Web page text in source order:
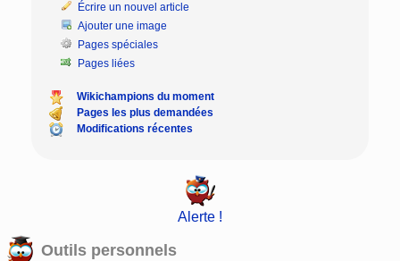
Écrire un nouvel article
Ajouter une image
Pages spéciales
Pages liées
Wikichampions du moment
Pages les plus demandées
Modifications récentes
Alerte !
Outils personnels